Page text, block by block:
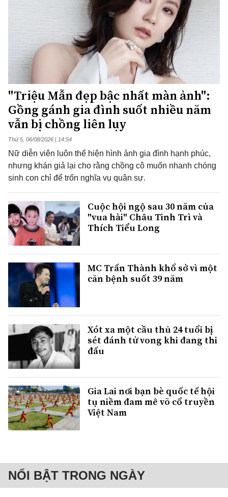
"Triệu Mẫn đẹp bậc nhất màn ảnh":
Gồng gánh gia đình suốt nhiều năm
vẫn bị chồng liên lụy
Thứ 5, 06/08/2026 | 14:54
Nữ diễn viên luôn thể hiện hình ảnh gia đình hạnh phúc,
nhưng khán giả lại cho rằng chồng cô muốn nhanh chóng
sinh con chỉ để trốn nghĩa vụ quân sự.
Cuộc hội ngộ sau 30 năm của
"vua hài" Châu Tinh Trì và
Thích Tiểu Long
MC Trấn Thành khổ sở vì một
căn bệnh suốt 39 năm
Xót xa một cầu thủ 24 tuổi bị
sét đánh tử vong khi đang thi
đấu
Gia Lai nơi bạn bè quốc tế hội
tụ niềm đam mê võ cổ truyền
Việt Nam
NỔI BẬT TRONG NGÀY